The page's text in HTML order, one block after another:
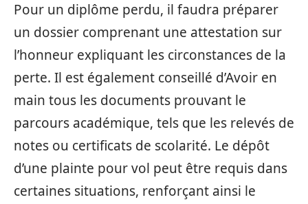
Pour un diplôme perdu, il faudra préparer
un dossier comprenant une attestation sur
l’honneur expliquant les circonstances de la
perte. Il est également conseillé d’Avoir en
main tous les documents prouvant le
parcours académique, tels que les relevés de
notes ou certificats de scolarité. Le dépôt
d’une plainte pour vol peut être requis dans
certaines situations, renforçant ainsi le